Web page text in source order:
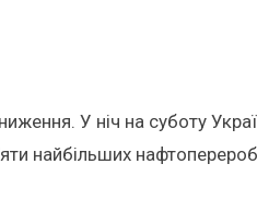
У ніч на суботу
найбільших